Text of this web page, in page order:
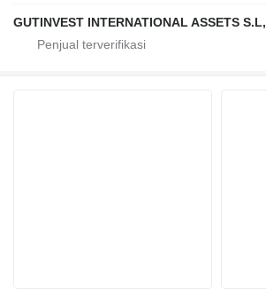
GUTINVEST INTERNATIONAL ASSETS S.L,